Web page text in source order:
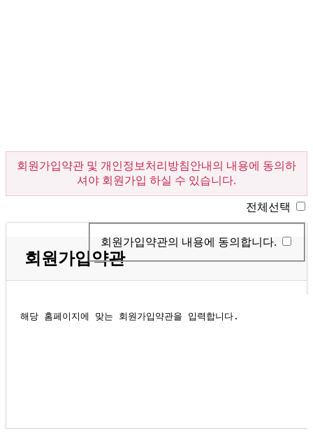
회원가입약관 및 개인정보처리방침안내의 내용에 동의하
셔야 회원가입 하실 수 있습니다.
전체선택
회원가입약관
회원가입약관의 내용에 동의합니다.